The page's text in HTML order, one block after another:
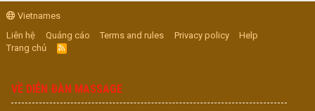
Vietnames
Liên hệ
Quảng cáo Terms and rules Privacy policy
Help
Trang chủ
R
S
VỀ DIỄN ĐÀN MASSAGE